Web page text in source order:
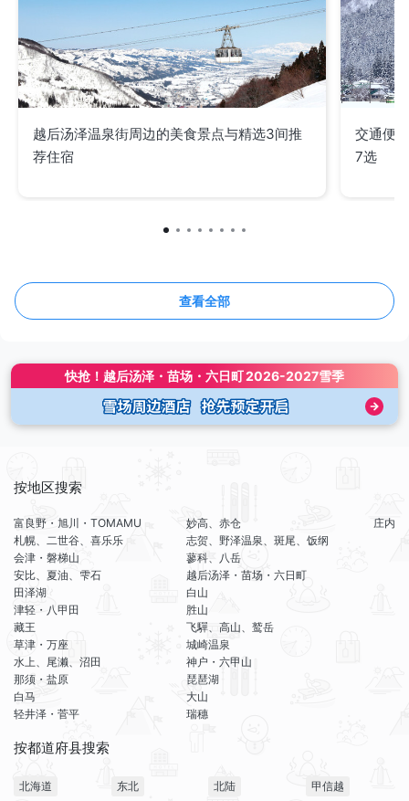
越后汤泽温泉街周边的美食景点与精选3间推
荐住宿
交通便
7选
查看全部
快抢！ 越后汤泽・苗场・六日町2026-2027雪季
按地区搜索
富良野・旭川・TOMAMU
札幌、二世谷、喜乐乐
会津・磐梯山
安比、夏油、雫石
田泽湖
津轻・八甲田
藏王
草津・万座
水上、尾濑、沼田
那须・盐原
白马
轻井泽・菅平
妙高、赤仓
志贺、野泽温泉、斑尾、饭纲
蓼科、八岳
越后汤泽・苗场・六日町
白山
胜山
飞驒、高山、鹫岳
城崎温泉
神户・六甲山
琵琶湖
大山
瑞穗
庄内
按都道府县搜索
北海道
东北
北陆
甲信越